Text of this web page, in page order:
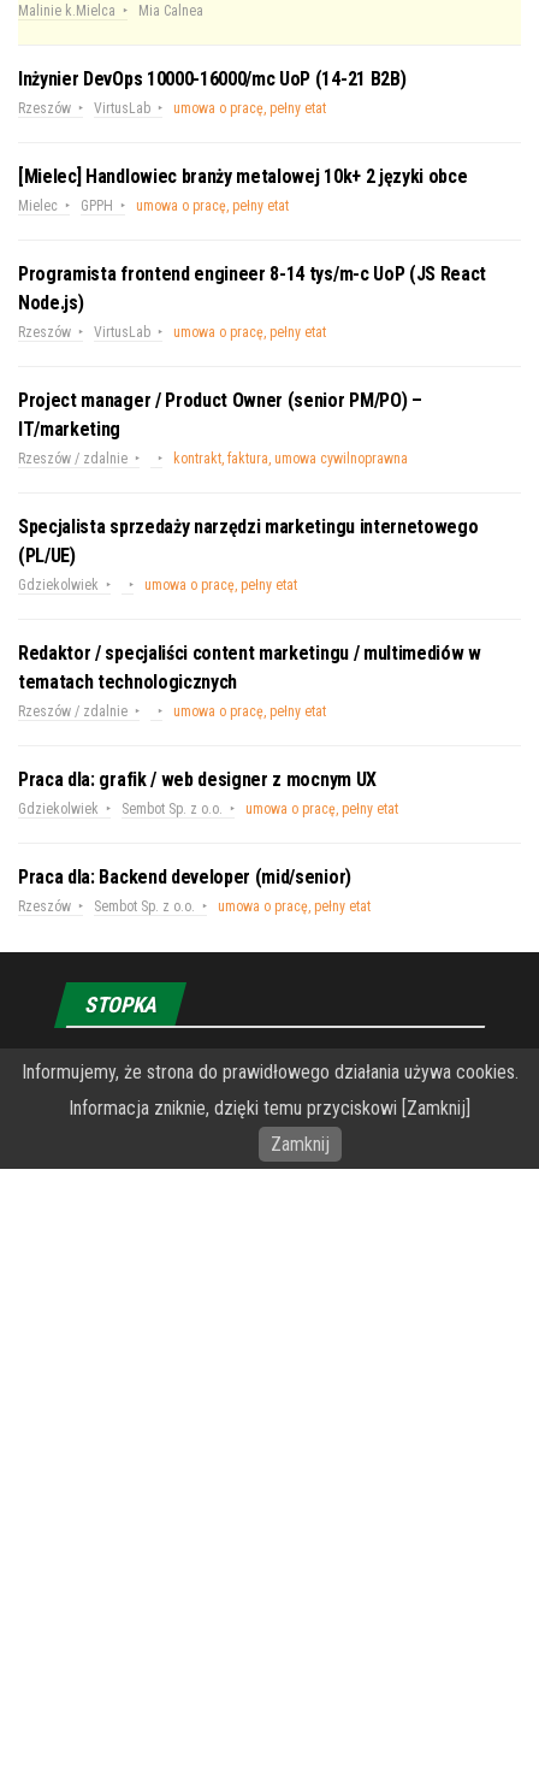
Malinie k.Mielca Mia Calnea
Inżynier DevOps 10000-16000/mc UoP (14-21 B2B)
Rzeszów VirtusLab umowa o pracę, pełny etat
[Mielec] Handlowiec branży metalowej 10k+ 2 języki obce
Mielec GPPH umowa o pracę, pełny etat
Programista frontend engineer 8-14 tys/m-c UoP (JS React
Node.js)
Rzeszów VirtusLab umowa o pracę, pełny etat
Project manager / Product Owner (senior PM/PO) –
IT/marketing
Rzeszów / zdalnie kontrakt, faktura, umowa cywilnoprawna
Specjalista sprzedaży narzędzi marketingu internetowego
(PL/UE)
Gdziekolwiek umowa o pracę, pełny etat
Redaktor / specjaliści content marketingu / multimediów w
tematach technologicznych
Rzeszów / zdalnie umowa o pracę, pełny etat
Praca dla: grafik / web designer z mocnym UX
Gdziekolwiek Sembot Sp. z o.o. umowa o pracę, pełny etat
Praca dla: Backend developer (mid/senior)
Rzeszów Sembot Sp. z o.o. umowa o pracę, pełny etat
STOPKA
O Fundacji PRZEkarpacie
Wykonanie portalu – specjaliści stron www WordPress
Informujemy, że strona do prawidłowego działania używa cookies.
Informacja zniknie, dzięki temu przyciskowi [Zamknij]
Zamknij